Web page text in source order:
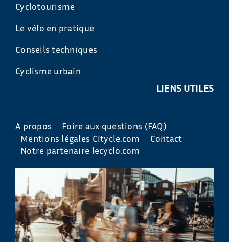
Cyclotourisme
Le vélo en pratique
Conseils techniques
Cyclisme urbain
LIENS UTILES
A propos
Foire aux questions (FAQ)
Mentions légales Citycle.com
Contact
Notre partenaire lecyclo.com